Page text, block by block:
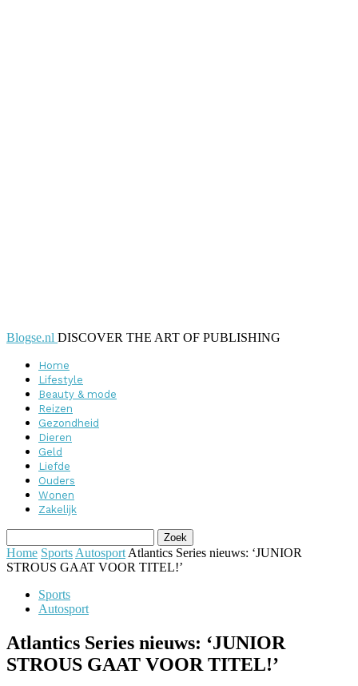
Blogse.nl DISCOVER THE ART OF PUBLISHING
Home
Lifestyle
Beauty & mode
Reizen
Gezondheid
Dieren
Geld
Liefde
Ouders
Wonen
Zakelijk
Home Sports Autosport Atlantics Series nieuws: ‘JUNIOR
STROUS GAAT VOOR TITEL!’
Sports
Autosport
Atlantics Series nieuws: ‘JUNIOR
STROUS GAAT VOOR TITEL!’